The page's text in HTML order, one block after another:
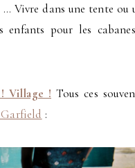
… Vivre dans une tente
pour les
Village ! Tous ces
: